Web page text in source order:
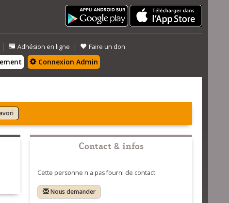
| Adhésion en ligne | Faire un don
Connexion Admin
Contact & infos
Cette personne n'a pas fourni de contact.
Nous demander